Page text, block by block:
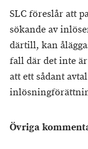
SLC föreslår att
sökande av
därtill, kan
fall där det inte
att ett sådant
Övriga